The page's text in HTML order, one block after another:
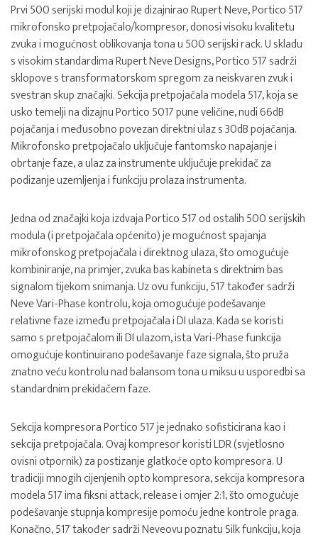
Prvi 500 serijski modul koji je dizajnirao Rupert Neve, Portico 517
mikrofonsko pretpojačalo/kompresor, donosi visoku kvalitetu
zvuka i mogućnost oblikovanja tona u 500 serijski rack. U skladu
s visokim standardima Rupert Neve Designs, Portico 517 sadrži
sklopove s transformatorskom spregom za neiskvaren zvuk i
svestran skup značajki. Sekcija pretpojačala modela 517, koja se
usko temelji na dizajnu Portico 5017 pune veličine, nudi 66dB
pojačanja i međusobno povezan direktni ulaz s 30dB pojačanja.
Mikrofonsko pretpojačalo uključuje fantomsko napajanje i
obrtanje faze, a ulaz za instrumente uključuje prekidač za
podizanje uzemljenja i funkciju prolaza instrumenta.
Jedna od značajki koja izdvaja Portico 517 od ostalih 500 serijskih
modula (i pretpojačala općenito) je mogućnost spajanja
mikrofonskog pretpojačala i direktnog ulaza, što omogućuje
kombiniranje, na primjer, zvuka bas kabineta s direktnim bas
signalom tijekom snimanja. Uz ovu funkciju, 517 također sadrži
Neve Vari-Phase kontrolu, koja omogućuje podešavanje
relativne faze između pretpojačala i DI ulaza. Kada se koristi
samo s pretpojačalom ili DI ulazom, ista Vari-Phase funkcija
omogućuje kontinuirano podešavanje faze signala, što pruža
znatno veću kontrolu nad balansom tona u miksu u usporedbi sa
standardnim prekidačem faze.
Sekcija kompresora Portico 517 je jednako sofisticirana kao i
sekcija pretpojačala. Ovaj kompresor koristi LDR (svjetlosno
ovisni otpornik) za postizanje glatkoće opto kompresora. U
tradiciji mnogih cijenjenih opto kompresora, sekcija kompresora
modela 517 ima fiksni attack, release i omjer 2:1, što omogućuje
podešavanje stupnja kompresije pomoću jedne kontrole praga.
Konačno, 517 također sadrži Neveovu poznatu Silk funkciju, koja